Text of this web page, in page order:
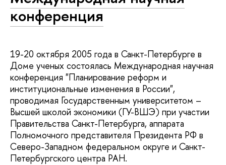
конференция
19-20 октября 2005 года в Санкт-Петербурге в
Доме ученых состоялась Международная научная
конференция "Планирование реформ и
институциональные изменения в России",
проводимая Государственным университетом –
Высшей школой экономики (ГУ-ВШЭ) при участии
Правительства Санкт-Петербурга, аппарата
Полномочного представителя Президента РФ в
Северо-Западном федеральном округе и Санкт-
Петербургского центра РАН.